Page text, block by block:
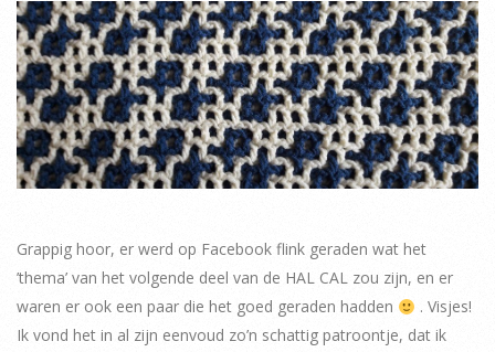
Grappig hoor, er werd op Facebook flink geraden wat het
’thema’ van het volgende deel van de HAL CAL zou zijn, en er
waren er ook een paar die het goed geraden hadden
. Visjes!
Ik vond het in al zijn eenvoud zo’n schattig patroontje, dat ik